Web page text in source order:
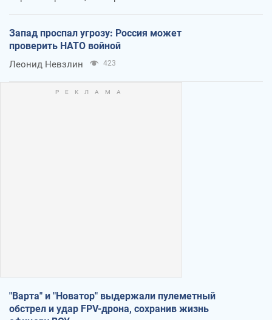
Запад проспал угрозу: Россия может
проверить НАТО войной
Леонид Невзлин 423
"Варта" и "Новатор" выдержали пулеметный
обстрел и удар FPV-дрона, сохранив жизнь